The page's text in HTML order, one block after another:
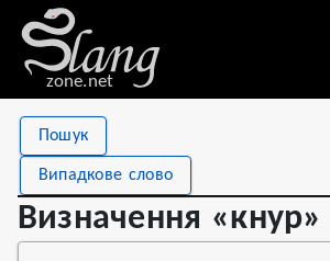
zone.net
Пошук
Випадкове слово
Визначення «кнур»
Визначення «кнур»
Stat
Views
Definitions 1